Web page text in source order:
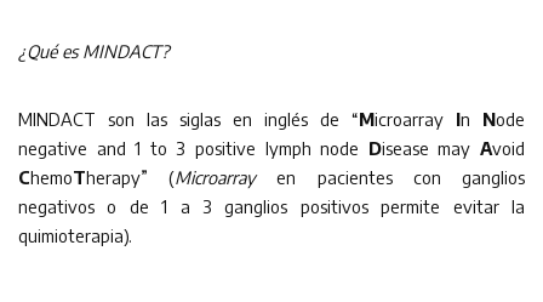
¿Qué es MINDACT?
MINDACT son las siglas en inglés de “Microarray In Node
negative and 1 to 3 positive lymph node Disease mayAvoid
ChemoTherapy” (Microarrayen pacientes con ganglios
negativos o de 1 a 3 ganglios positivos permite evitar la
quimioterapia).